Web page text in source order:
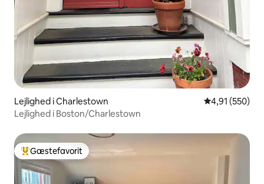
Lejlighed i Charlestown 4,91 ud af 5 i
4,91 (550)
Lejlighed i Boston/Charlestown
Bedste gæstefavorit
Gæstefavorit